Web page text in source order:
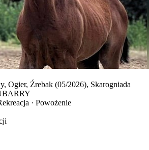
Ogier, Źrebak (05/2026), Skarogniada
· Powożenie